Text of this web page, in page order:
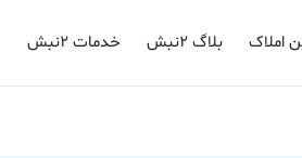
املاک بلاگ ۲نبش خدمات ۲نبش